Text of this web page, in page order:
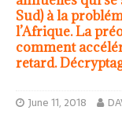
Sud) à la
l’Afrique. La
comment
retard.
June 11, 2018